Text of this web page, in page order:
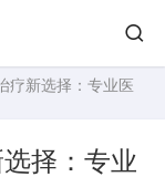
疗新选择：专业医
择：专业